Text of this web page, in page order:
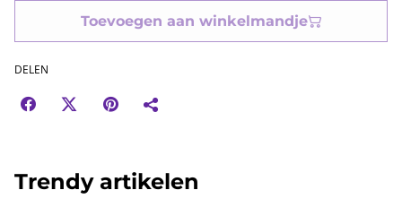
Toevoegen aan winkelmandje
DELEN
Trendy artikelen